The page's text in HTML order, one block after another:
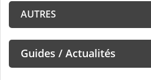
AUTRES
Guides / Actualités